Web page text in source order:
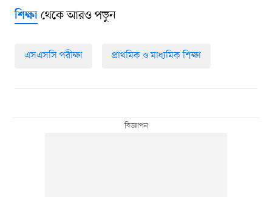
শিক্ষাথেকে আরও পড়ুন
এসএসসি পরীক্ষা প্রাথমিক ও মাধ্যমিক শিক্ষা